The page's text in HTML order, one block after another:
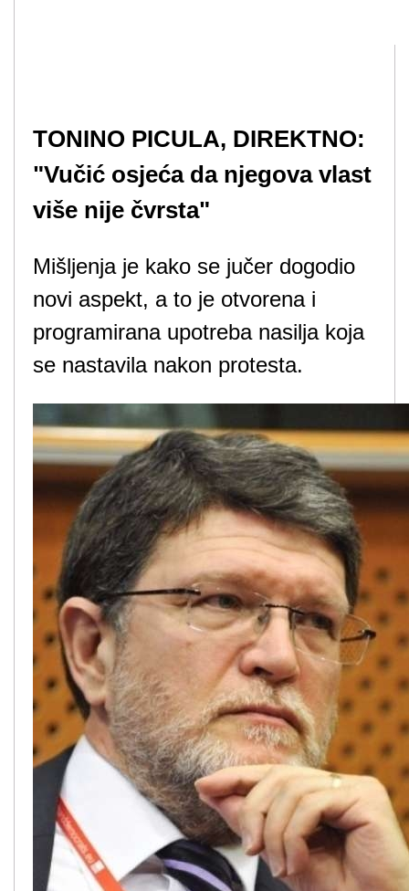
TONINO PICULA, DIREKTNO:
"Vučić osjeća da njegova vlast
više nije čvrsta"
Mišljenja je kako se jučer dogodio
novi aspekt, a to je otvorena i
programirana upotreba nasilja koja
se nastavila nakon protesta.